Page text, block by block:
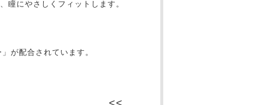
瞳にやさしくフィットします。
が配合されています。